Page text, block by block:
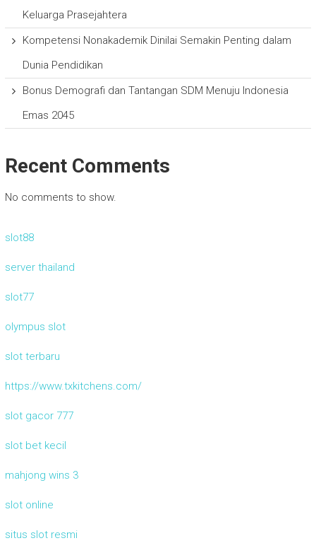
Keluarga Prasejahtera
Kompetensi Nonakademik Dinilai Semakin Penting dalam
Dunia Pendidikan
Bonus Demografi dan Tantangan SDM Menuju Indonesia
Emas 2045
Recent Comments
No comments to show.
slot88
server thailand
slot77
olympus slot
slot terbaru
https://www.txkitchens.com/
slot gacor 777
slot bet kecil
mahjong wins 3
slot online
situs slot resmi